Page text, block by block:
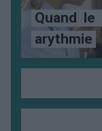
Quand le
arythmie